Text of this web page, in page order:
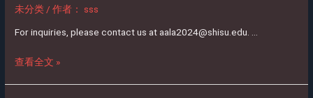
未分类 / 作者： sss
For inquiries, please contact us at aala2024@shisu.edu. …
查看全文 »